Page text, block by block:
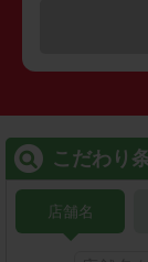
こだわり
店舗名